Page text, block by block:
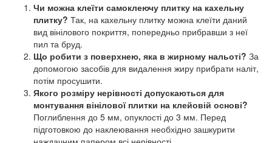
Чи можна клеїти самоклеючу плитку на кахельну
плитку? Так, на кахельну плитку можна клеїти даний
вид вінілового покриття, попередньо прибравши з неї
пил та бруд.
Що робити з поверхнею, яка в жирному нальоті? За
допомогою засобів для видалення жиру прибрати наліт,
потім просушити.
Якого розміру нерівності допускаються для
монтування вінілової плитки на клейовій основі?
Поглиблення до 5 мм, опуклості до 3 мм. Перед
підготовкою до наклеювання необхідно зашкурити